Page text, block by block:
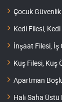
Çocuk
Kedi Filesi,
İnşaat Filesi, İş
Kuş Filesi, Kuş
Apartman
Halı Saha Üstü